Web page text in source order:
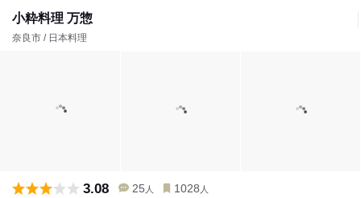
小粋料理 万惣
奈良市 / 日本料理
3.08 25 人 1028 人